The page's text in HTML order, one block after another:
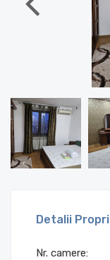
Detalii
Nr. camere: